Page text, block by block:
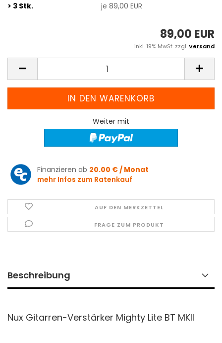
> 3 Stk.
je 89,00 EUR
89,00 EUR
inkl. 19% MwSt. zzgl.Versand
Weiter mit
Finanzieren ab 20.00 € / Monat
mehr Infos zum Ratenkauf
AUF DEN MERKZETTEL
FRAGE ZUM PRODUKT
Beschreibung
Nux Gitarren-Verstärker Mighty Lite BT MKII